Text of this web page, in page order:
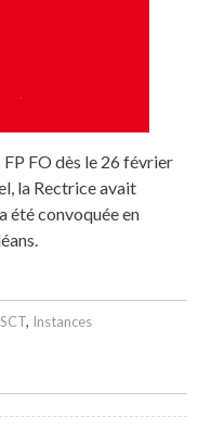
FO dès le 26 février
la Rectrice avait
été convoquée en
, Instances